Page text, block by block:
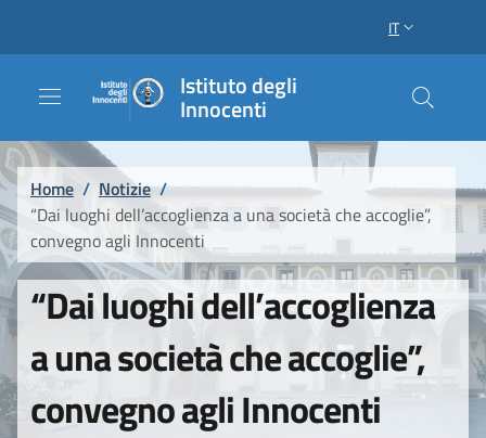
SELETTORE
IT
Istituto degli
Innocenti
Briciole di pane
Home / Notizie /
“Dai luoghi dell’accoglienza a una società che accoglie”,
convegno agli Innocenti
“Dai luoghi dell’accoglienza
a una società che accoglie”,
convegno agli Innocenti